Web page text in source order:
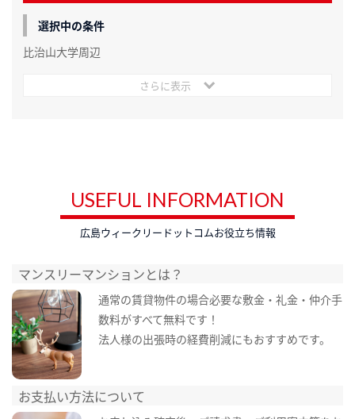
選択中の条件
比治山大学周辺
さらに表示
USEFUL INFORMATION
広島ウィークリードットコムお役立ち情報
マンスリーマンションとは？
通常の賃貸物件の場合必要な敷金・礼金・仲介手
数料がすべて無料です！
法人様の出張時の経費削減にもおすすめです。
お支払い方法について